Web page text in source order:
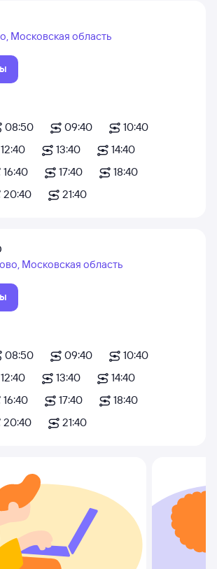
Московская область
08:50 09:40
10:40
12:40 13:40
14:40
16:40 17:40
18:40
20:40 21:40
Московская область
08:50 09:40
10:40
12:40 13:40
14:40
16:40 17:40
18:40
20:40 21:40